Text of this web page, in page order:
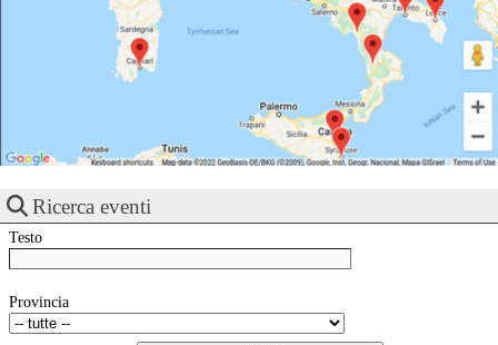
Ricerca eventi
Testo
Provincia